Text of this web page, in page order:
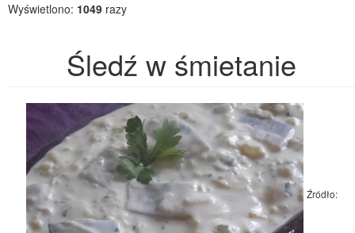
Wyświetlono: 1049 razy
Śledź w śmietanie
Źródło: